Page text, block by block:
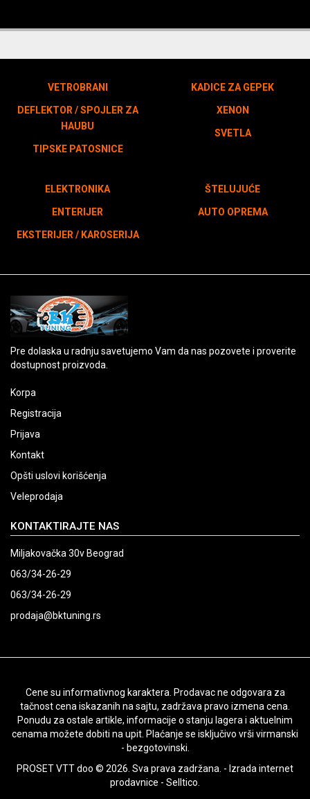
VETROBRANI
DEFLEKTOR / SPOJLER ZA
HAUBU
TIPSKE PATOSNICE
KADICE ZA GEPEK
XENON
SVETLA
ELEKTRONIKA
ENTERIJER
EKSTERIJER / KAROSERIJA
ŠTELUJUĆE
AUTO OPREMA
Pre dolaska u radnju savetujemo Vam da nas pozovete i proverite
dostupnost proizvoda.
Korpa
Registracija
Prijava
Kontakt
Opšti uslovi korišćenja
Veleprodaja
KONTAKTIRAJTE NAS
Miljakovačka 30v Beograd
063/34-26-29
063/34-26-29
prodaja@bktuning.rs
Cene su informativnog karaktera. Prodavac ne odgovara za
tačnost cena iskazanih na sajtu, zadržava pravo izmena cena.
Ponudu za ostale artikle, informacije o stanju lagera i aktuelnim
cenama možete dobiti na upit. Plaćanje se isključivo vrši virmanski
- bezgotovinski.
PROSET VTT doo © 2026. Sva prava zadržana. - Izrada internet
prodavnice - Selltico.